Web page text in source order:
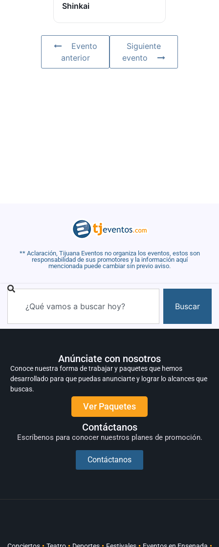
Shinkai
Evento
anterior
Siguiente
evento
** Aclaración, Tijuana Eventos no organiza los eventos, estos son
responsabilidad de sus promotores y la información aquí
mencionada puede cambiar sin previo aviso.
Buscar
Anúnciate con nosotros
Conoce nuestra forma de trabajar y paquetes que hemos
desarrollado para que puedas anunciarte y lograr lo alcances que
buscas.
Ver Paquetes
Contáctanos
Escríbenos para conocer nuestros planes de promoción.
Contáctanos